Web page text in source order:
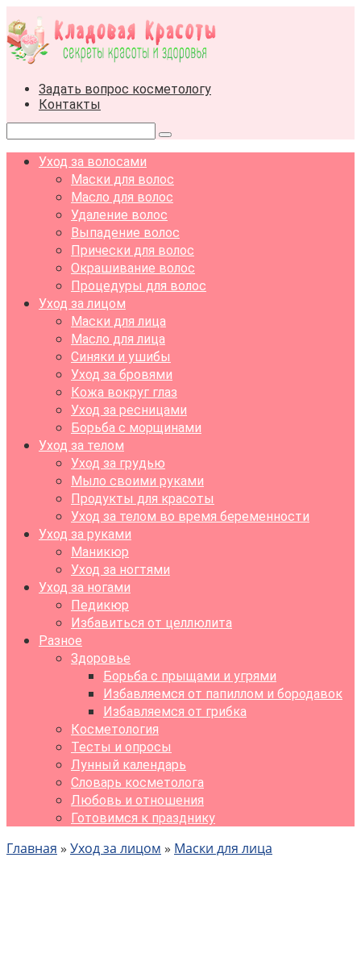
к
контенту
Задать вопрос косметологу
Контакты
Поиск:
Уход за волосами
Маски для волос
Масло для волос
Удаление волос
Выпадение волос
Прически для волос
Окрашивание волос
Процедуры для волос
Уход за лицом
Маски для лица
Масло для лица
Синяки и ушибы
Уход за бровями
Кожа вокруг глаз
Уход за ресницами
Борьба с морщинами
Уход за телом
Уход за грудью
Мыло своими руками
Продукты для красоты
Уход за телом во время беременности
Уход за руками
Маникюр
Уход за ногтями
Уход за ногами
Педикюр
Избавиться от целлюлита
Разное
Здоровье
Борьба с прыщами и угрями
Избавляемся от папиллом и бородавок
Избавляемся от грибка
Косметология
Тесты и опросы
Лунный календарь
Словарь косметолога
Любовь и отношения
Готовимся к празднику
Главная » Уход за лицом » Маски для лица